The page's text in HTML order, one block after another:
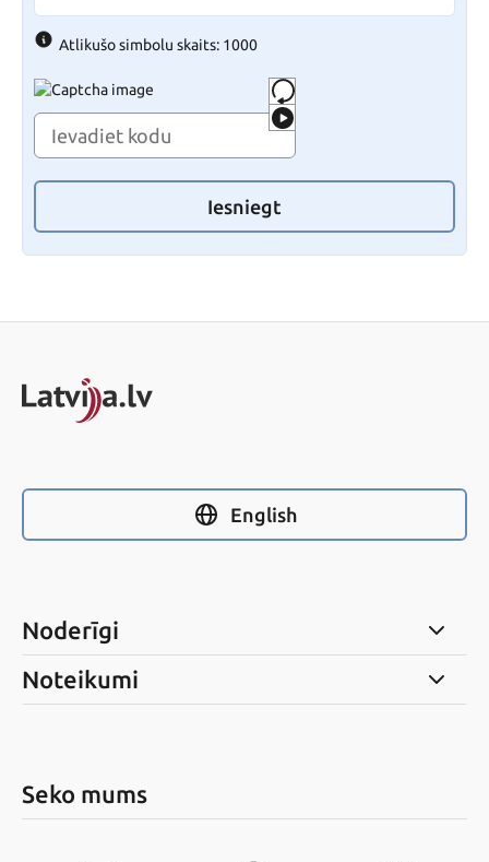
Atlikušo simbolu skaits: 1000
Iesniegt
English
Noderīgi
Noteikumi
Seko mums